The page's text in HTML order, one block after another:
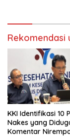
Rekomendasi
KKI Identifikasi 10
Nakes yang
Komentar